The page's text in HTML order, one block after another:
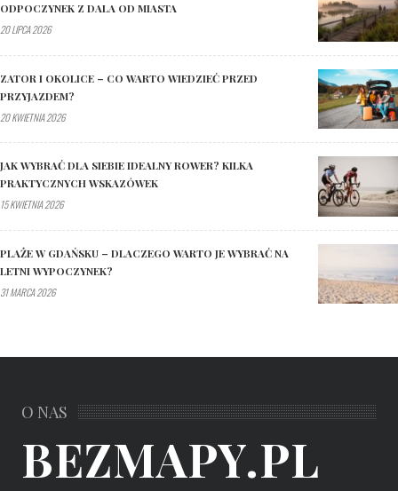
ODPOCZYNEK Z DALA OD MIASTA
20 LIPCA 2026
ZATOR I OKOLICE – CO WARTO WIEDZIEĆ PRZED
PRZYJAZDEM?
20 KWIETNIA 2026
JAK WYBRAĆ DLA SIEBIE IDEALNY ROWER? KILKA
PRAKTYCZNYCH WSKAZÓWEK
15 KWIETNIA 2026
PLAŻE W GDAŃSKU – DLACZEGO WARTO JE WYBRAĆ NA
LETNI WYPOCZYNEK?
31 MARCA 2026
O NAS
BEZMAPY.PL